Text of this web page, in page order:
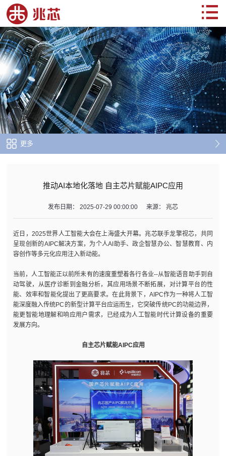
更多
推动AI本地化落地 自主芯片赋能AIPC应用
发布日期： 2025-07-29 00:00:00 来源： 兆芯
近日，2025世界人工智能大会在上海盛大开幕。兆芯联手龙擎视芯，共同
呈现创新的AIPC解决方案，为个人AI助手、政企智慧办公、智慧教育、内
容创作等多元化应用注入新动能。
当前，人工智能正以前所未有的速度重塑着各行各业--从智能语音助手到自
动驾驶，从医疗诊断到金融分析，其应用场景不断拓展，对计算平台的性
能、效率和智能化提出了更高要求。在此背景下，AIPC作为一种将人工智
能深度融入传统PC的新型计算平台应运而生，它突破传统PC的功能边界，
能更智能地理解和响应用户需求，已经成为人工智能时代计算设备的重要
发展方向。
自主芯片赋能AIPC应用